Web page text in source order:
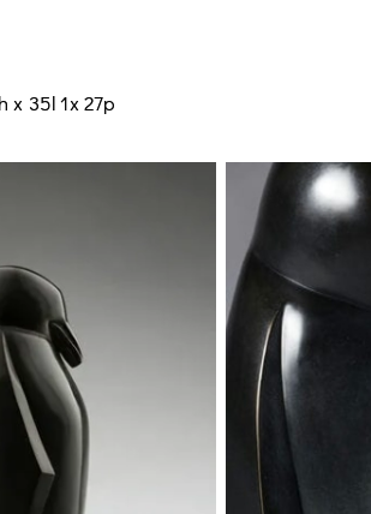
x 35l 1x 27p